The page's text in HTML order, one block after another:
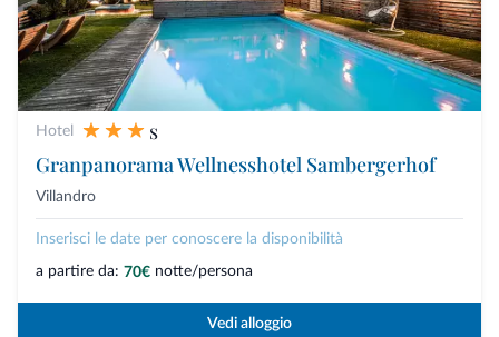
Hotel
s
Granpanorama Wellnesshotel Sambergerhof
Villandro
Inserisci le date per conoscere la disponibilità
a partire da: 70€ notte/persona
Vedi alloggio